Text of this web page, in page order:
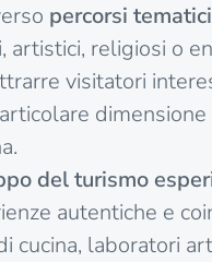
percorsi tematici
artistici, religiosi o
visitatori
del turismo
autentiche e
cucina, laboratori